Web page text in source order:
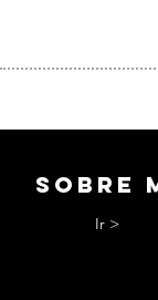
Sobre
Ir >